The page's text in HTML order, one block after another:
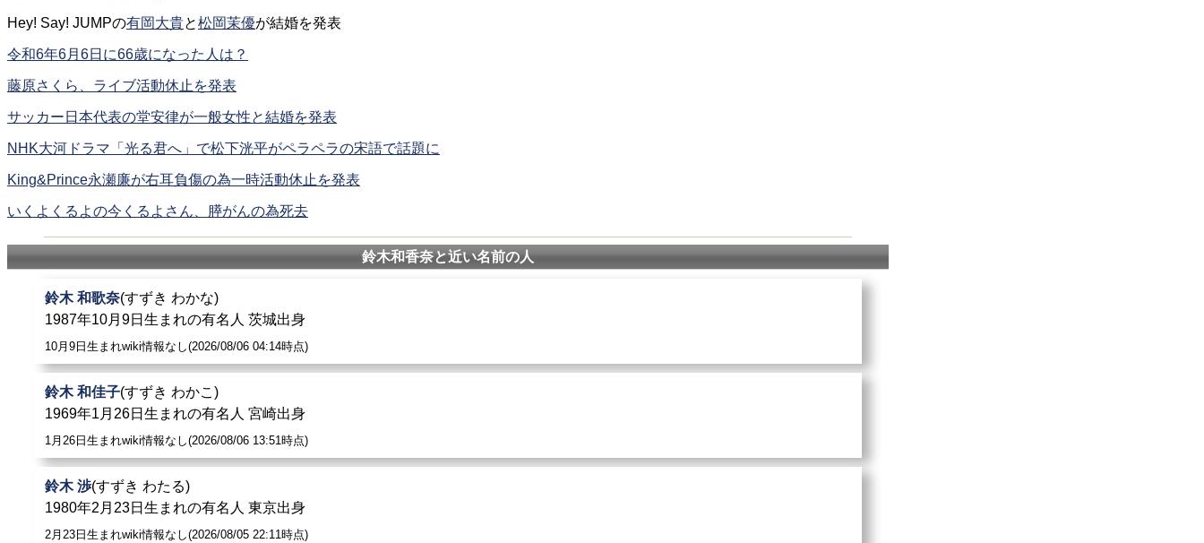
Hey! Say! JUMPの有岡大貴と松岡茉優が結婚を発表
令和6年6月6日に66歳になった人は？
藤原さくら、ライブ活動休止を発表
サッカー日本代表の堂安律が一般女性と結婚を発表
NHK大河ドラマ「光る君へ」で松下洸平がペラペラの宋語で話題に
King&Prince永瀬廉が右耳負傷の為一時活動休止を発表
いくよくるよの今くるよさん、膵がんの為死去
鈴木和香奈と近い名前の人
鈴木 和歌奈(すずき わかな)
1987年10月9日生まれの有名人 茨城出身
10月9日生まれwiki情報なし(2026/08/06 04:14時点)
鈴木 和佳子(すずき わかこ)
1969年1月26日生まれの有名人 宮崎出身
1月26日生まれwiki情報なし(2026/08/06 13:51時点)
鈴木 渉(すずき わたる)
1980年2月23日生まれの有名人 東京出身
2月23日生まれwiki情報なし(2026/08/05 22:11時点)